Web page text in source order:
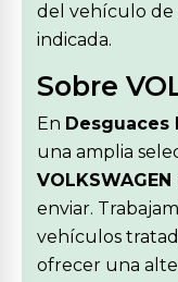
del vehículo de
indicada.
Sobre
En Desguaces
una amplia
enviar.
vehículos
ofrecer una